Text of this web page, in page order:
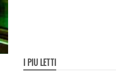
I PIÙ LETTI